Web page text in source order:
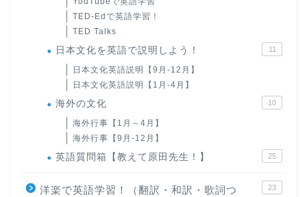
TED-Edで英語学習！
TED Talks
日本文化を英語で説明しよう！ 11
日本文化英語説明【9月-12月】
日本文化英語説明【1月-4月】
海外の文化 10
海外行事【1月～4月】
海外行事【9月-12月】
英語質問箱【教えて原田先生！】 25
洋楽で英語学習！（翻訳・和訳・歌詞つ
23